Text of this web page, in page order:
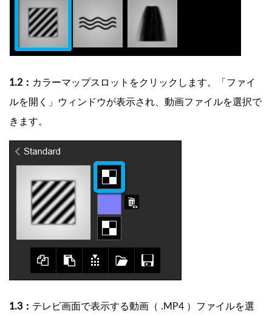
1.2： カラーマップスロットをクリックします。「ファイ
ルを開く」ウィンドウが表示され、動画ファイルを選択で
きます。
1.3： テレビ画面で表示する動画（ .MP4 ）ファイルを選